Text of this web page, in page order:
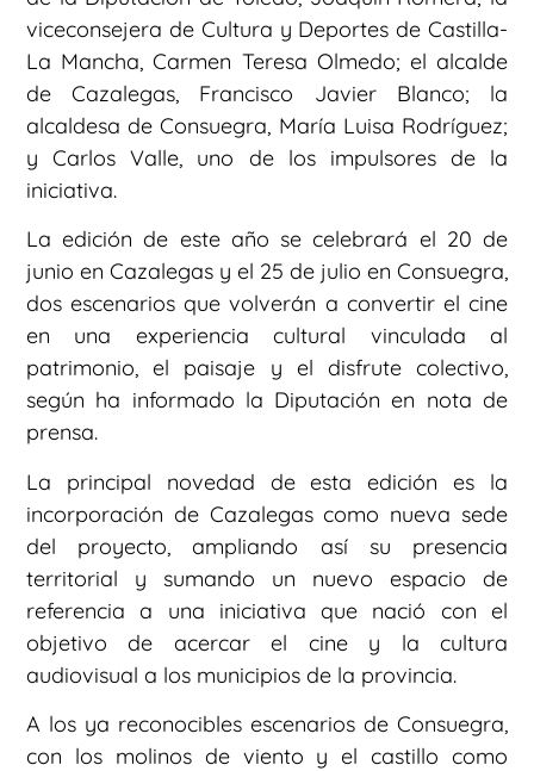
viceconsejera de Cultura y Deportes de Castilla-
La Mancha, Carmen Teresa Olmedo; el alcalde
de Cazalegas, Francisco Javier Blanco; la
alcaldesa de Consuegra, María Luisa Rodríguez;
y Carlos Valle, uno de los impulsores de la
iniciativa.
La edición de este año se celebrará el 20 de
junio en Cazalegas y el 25 de julio en Consuegra,
dos escenarios que volverán a convertir el cine
en una experiencia cultural vinculada al
patrimonio, el paisaje y el disfrute colectivo,
según ha informado la Diputación en nota de
prensa.
La principal novedad de esta edición es la
incorporación de Cazalegas como nueva sede
del proyecto, ampliando así su presencia
territorial y sumando un nuevo espacio de
referencia a una iniciativa que nació con el
objetivo de acercar el cine y la cultura
audiovisual a los municipios de la provincia.
A los ya reconocibles escenarios de Consuegra,
con los molinos de viento y el castillo como